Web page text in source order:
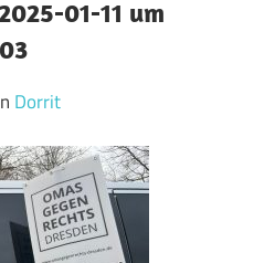
01-11 um
Dorrit